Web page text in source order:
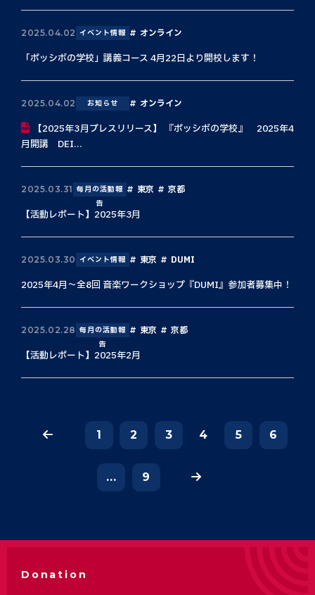
2025.04.02 イベント情報 オンライン
「ポッシボの学校」講義コース 4月22日より開校します！
2025.04.02 お知らせ オンライン
【2025年3月プレスリリース】 『ポッシボの学校』 2025年4
月開講 DEI...
2025.03.31 毎月の活動報
告
東京 京都
【活動レポート】2025年3月
2025.03.30 イベント情報 東京 DUMI
2025年4月〜全8回 音楽ワークショップ『DUMI』参加者募集中！
2025.02.28 毎月の活動報
告
東京 京都
【活動レポート】2025年2月
1 2 3 4 5 6
... 9
Donation